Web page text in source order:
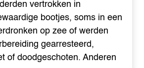
vertrokken in
bootjes, soms in een
op zee of werden
gearresteerd,
of doodgeschoten. Anderen